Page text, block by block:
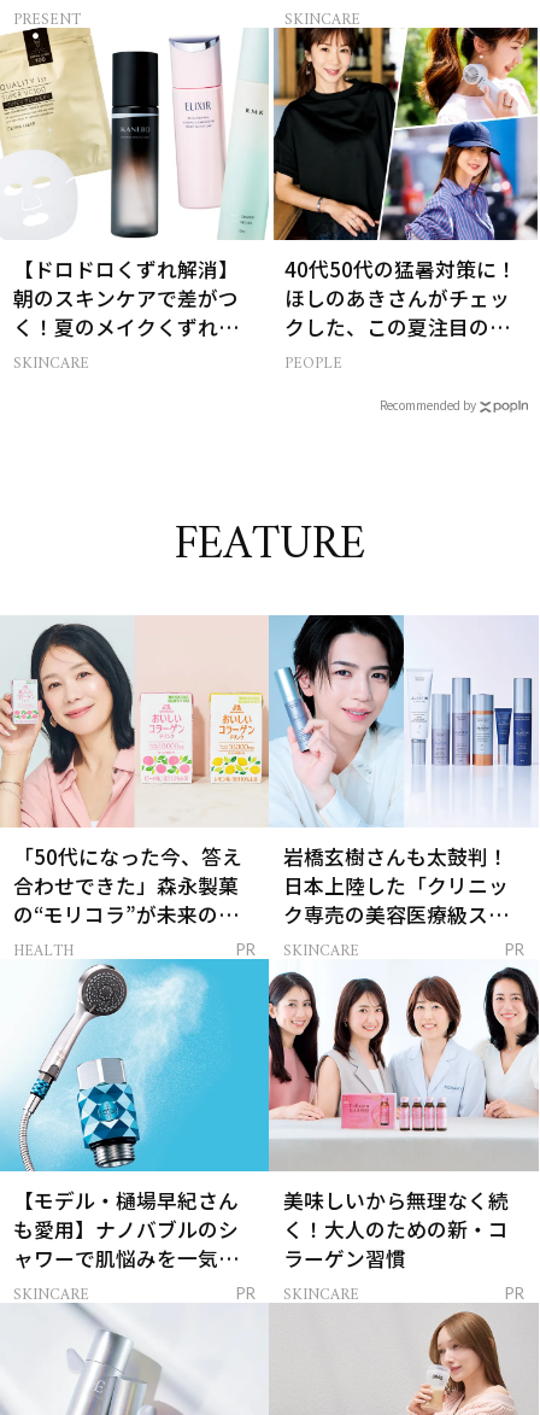
ト セラムをプレゼント！
PRESENT 肌投資名品
SKINCARE
【ドロドロくずれ解消】
朝のスキンケアで差がつ
く！夏のメイクくずれ防
止術
SKINCARE
40代50代の猛暑対策に！
ほしのあきさんがチェッ
クした、この夏注目の暑
さ対策グッズ3選
PEOPLE
Recommended by
FEATURE
「50代になった今、答え
合わせできた」森永製菓
の“モリコラ”が未来のキ
レイを連れてくる！
HEALTH PR
岩橋玄樹さんも太鼓判！
日本上陸した「クリニッ
ク専売の美容医療級スキ
ンケア」
SKINCARE PR
【モデル・樋場早紀さん
も愛用】ナノバブルのシ
ャワーで肌悩みを一気に
解決
SKINCARE PR
美味しいから無理なく続
く！大人のための新・コ
ラーゲン習慣
SKINCARE PR